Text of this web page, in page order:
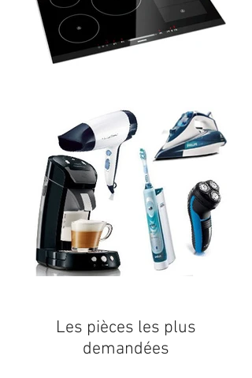
Les pièces les plus
demandées